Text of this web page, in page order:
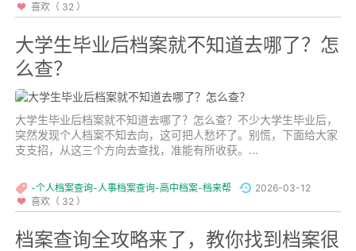
喜欢（ 32 ）
大学生毕业后档案就不知道去哪了？怎
么查？
大学生毕业后档案就不知道去哪了？怎么查？不少大学生毕业后，
突然发现个人档案不知去向，这可把人愁坏了。别慌，下面给大家
支支招，从这三个方向去查找，准能有所收获。...
-个人档案查询-人事档案查询-高中档案-档来帮
2026-03-12
喜欢（ 32 ）
档案查询全攻略来了，教你找到档案很